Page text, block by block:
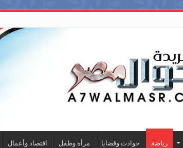
رياضة حوادث وقضايا مرأة وطفل اقتصاد وأعمال